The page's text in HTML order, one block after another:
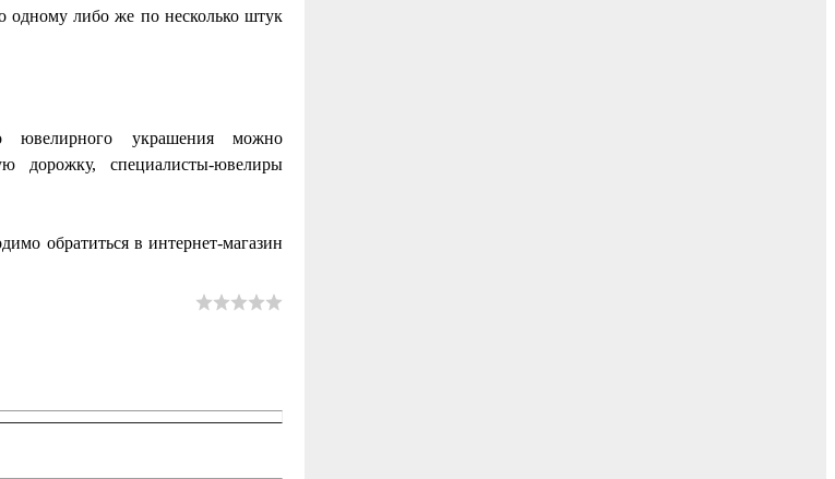
одному либо же по несколько штук
ювелирного украшения можно
дорожку, специалисты-ювелиры
обратиться в интернет-магазин